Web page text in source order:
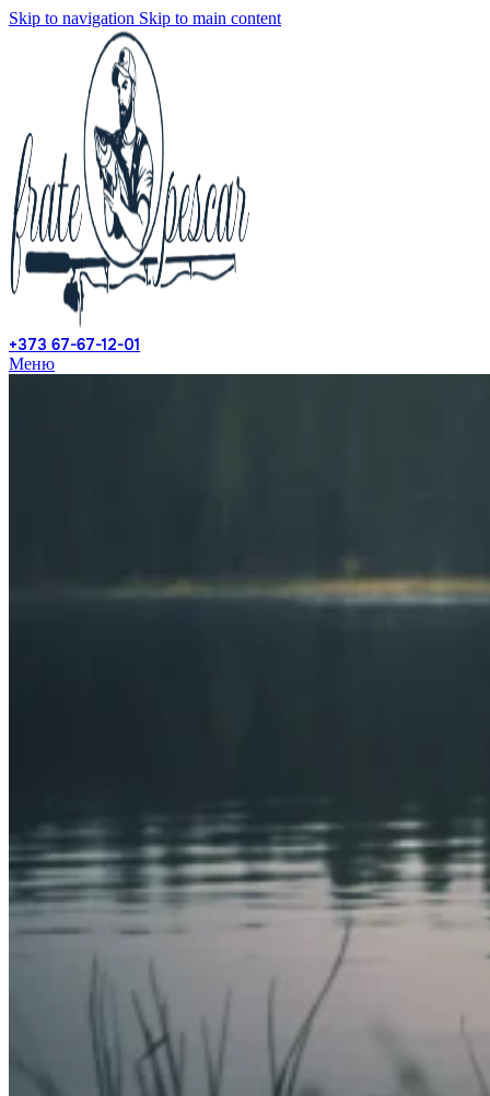
Skip to navigation Skip to main content
+373 67-67-12-01
Меню